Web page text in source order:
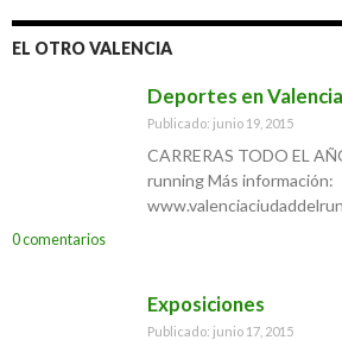
EL OTRO VALENCIA
Deportes en Valencia
Publicado: junio 19, 2015
CARRERAS TODO EL
running Más información:
0 comentarios
Exposiciones
Publicado: junio 17, 2015